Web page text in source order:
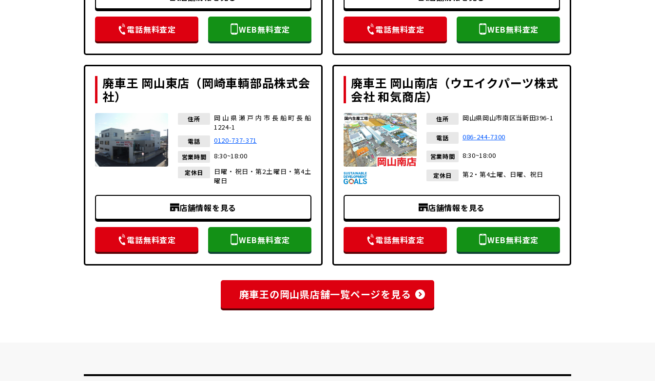
電話無料査定 WEB無料査定 電話無料査定 WEB無料査定
廃車王 岡山東店（岡崎車輌部品株式会
社）
住所
岡山県瀬戸内市長船町長船
1224-1
電話 0120-737-371
営業時間 8:30~18:00
定休日
日曜・祝日・第2土曜日・第4土
曜日
店舗情報を見る
電話無料査定 WEB無料査定
廃車王 岡山南店（ウエイクパーツ株式
会社 和気商店）
住所 岡山県岡山市南区当新田396-1
電話 086-244-7300
営業時間 8:30~18:00
定休日 第2・第4土曜、日曜、祝日
店舗情報を見る
電話無料査定 WEB無料査定
廃車王の岡山県店舗一覧ページを見る